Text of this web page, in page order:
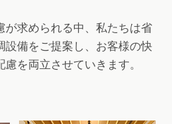
が求められる中、私たちは省
設備をご提案し、お客様の快
を両立させていきます。